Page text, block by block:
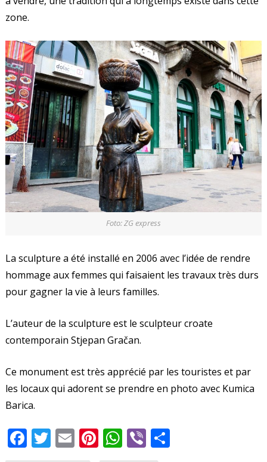
zone.
Foto: ZG express
La sculpture a été installé en 2006 avec l’idée de rendre
hommage aux femmes qui faisaient les travaux très durs
pour gagner la vie à leurs familles.
L’auteur de la sculpture est le sculpteur croate
contemporain Stjepan Gračan.
Ce monument est très apprécié par les touristes et par
les locaux qui adorent se prendre en photo avec Kumica
Barica.
F T E Pi W Vi S